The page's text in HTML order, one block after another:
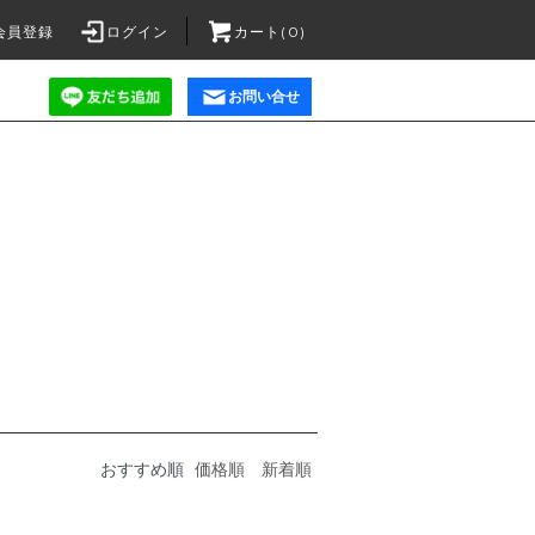
員登録 ログイン カート(0)
お問い合せ
おすすめ順 価格順 新着順